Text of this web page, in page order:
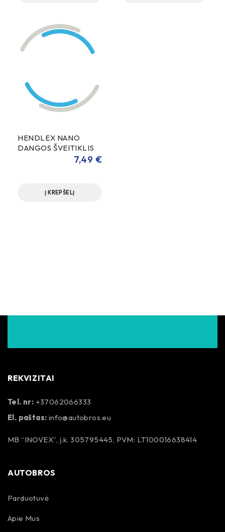
HENDLEX NANO
DANGOS ŠVEITIKLIS
7,49 €
Į KREPŠELĮ
REKVIZITAI
Tel. nr: +37062066333
El. paštas: info@autobros.eu
MB “INOVEX”, į.k. 305795445, PVM: LT100016638414
AUTOBROS
Parduotuvė
Apie Mus